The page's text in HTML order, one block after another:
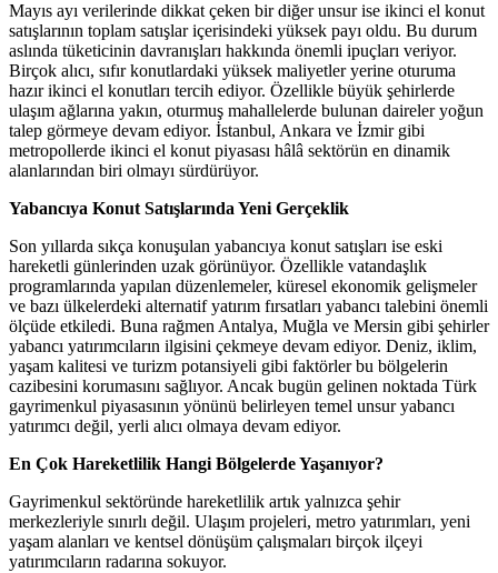
Mayıs ayı verilerinde dikkat çeken bir diğer unsur ise ikinci el konut
satışlarının toplam satışlar içerisindeki yüksek payı oldu. Bu durum
aslında tüketicinin davranışları hakkında önemli ipuçları veriyor.
Birçok alıcı, sıfır konutlardaki yüksek maliyetler yerine oturuma
hazır ikinci el konutları tercih ediyor. Özellikle büyük şehirlerde
ulaşım ağlarına yakın, oturmuş mahallelerde bulunan daireler yoğun
talep görmeye devam ediyor. İstanbul, Ankara ve İzmir gibi
metropollerde ikinci el konut piyasası hâlâ sektörün en dinamik
alanlarından biri olmayı sürdürüyor.
Yabancıya Konut Satışlarında Yeni Gerçeklik
Son yıllarda sıkça konuşulan yabancıya konut satışları ise eski
hareketli günlerinden uzak görünüyor. Özellikle vatandaşlık
programlarında yapılan düzenlemeler, küresel ekonomik gelişmeler
ve bazı ülkelerdeki alternatif yatırım fırsatları yabancı talebini önemli
ölçüde etkiledi. Buna rağmen Antalya, Muğla ve Mersin gibi şehirler
yabancı yatırımcıların ilgisini çekmeye devam ediyor. Deniz, iklim,
yaşam kalitesi ve turizm potansiyeli gibi faktörler bu bölgelerin
cazibesini korumasını sağlıyor. Ancak bugün gelinen noktada Türk
gayrimenkul piyasasının yönünü belirleyen temel unsur yabancı
yatırımcı değil, yerli alıcı olmaya devam ediyor.
En Çok Hareketlilik Hangi Bölgelerde Yaşanıyor?
Gayrimenkul sektöründe hareketlilik artık yalnızca şehir
merkezleriyle sınırlı değil. Ulaşım projeleri, metro yatırımları, yeni
yaşam alanları ve kentsel dönüşüm çalışmaları birçok ilçeyi
yatırımcıların radarına sokuyor.